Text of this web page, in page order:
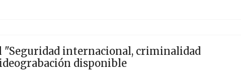
"Seguridad internacional, criminalidad
disponible